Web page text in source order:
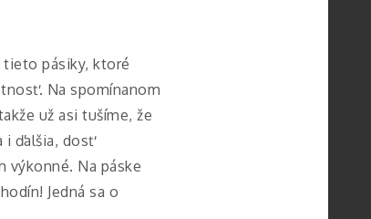
pásiky, ktoré
Na spomínanom
už asi tušíme, že
i ďalšia, dosť
výkonné. Na páske
Jedná sa o